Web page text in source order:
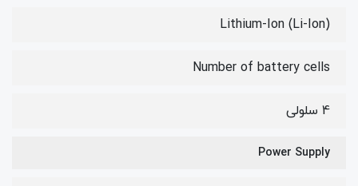
Lithium-Ion (Li-Ion)
Number of battery cells
4 سلولی
Power Supply